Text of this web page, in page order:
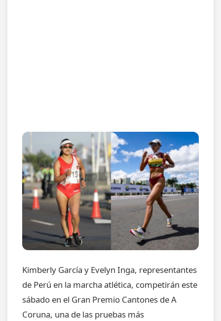
Kimberly García y Evelyn Inga, representantes
de Perú en la marcha atlética, competirán este
sábado en el Gran Premio Cantones de A
Coruna, una de las pruebas más